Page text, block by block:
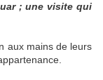
; une visite qui
aux mains de leurs